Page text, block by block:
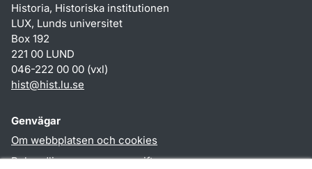
Historia, Historiska institutionen
LUX, Lunds universitet
Box 192
221 00 LUND
046-222 00 00 (vxl)
hist@hist.lu.se
Genvägar
Om webbplatsen och cookies
Behandling av personuppgifter